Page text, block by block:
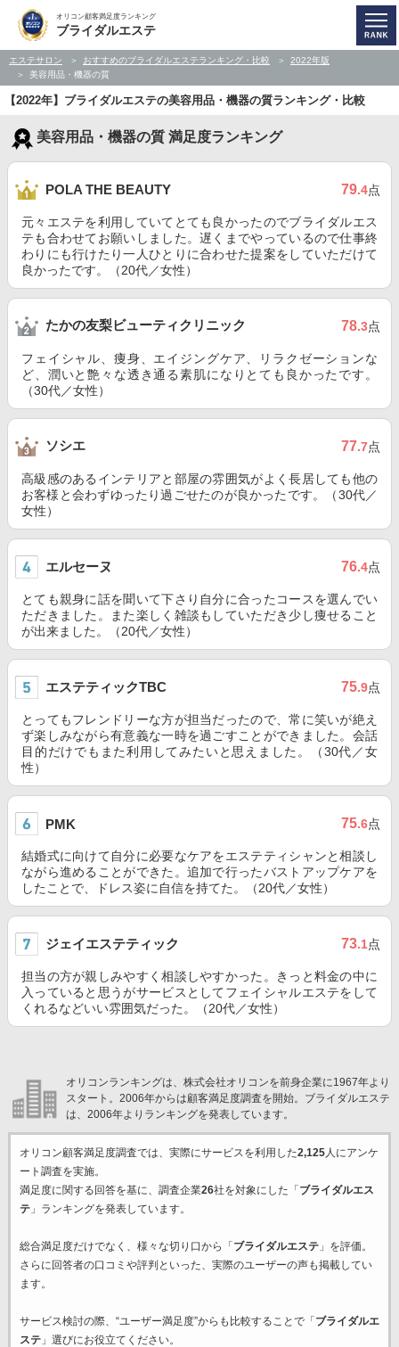
オリコン顧客満足度ランキング
ブライダルエステ
エステサロン おすすめのブライダルエステランキング・比較
2022年版
美容用品・機器の質
【2022年】ブライダルエステの美容用品・機器の質ランキング・比較
美容用品・機器の質 満足度ランキング
POLA THE BEAUTY 79.4点
元々エステを利用していてとても良かったのでブライダルエス
テも合わせてお願いしました。遅くまでやっているので仕事終
わりにも行けたり一人ひとりに合わせた提案をしていただけて
良かったです。（20代／女性）
たかの友梨ビューティクリニック 78.3点
フェイシャル、痩身、エイジングケア、リラクゼーションな
ど、潤いと艶々な透き通る素肌になりとても良かったです。
（30代／女性）
ソシエ 77.7点
高級感のあるインテリアと部屋の雰囲気がよく長居しても他の
お客様と会わずゆったり過ごせたのが良かったです。（30代／
女性）
エルセーヌ 76.4点
とても親身に話を聞いて下さり自分に合ったコースを選んでい
ただきました。また楽しく雑談もしていただき少し痩せること
が出来ました。（20代／女性）
エステティックTBC 75.9点
とってもフレンドリーな方が担当だったので、常に笑いが絶え
ず楽しみながら有意義な一時を過ごすことができました。会話
目的だけでもまた利用してみたいと思えました。（30代／女
性）
PMK 75.6点
結婚式に向けて自分に必要なケアをエステティシャンと相談し
ながら進めることができた。追加で行ったバストアップケアを
したことで、ドレス姿に自信を持てた。（20代／女性）
ジェイエステティック 73.1点
担当の方が親しみやすく相談しやすかった。きっと料金の中に
入っていると思うがサービスとしてフェイシャルエステをして
くれるなどいい雰囲気だった。（20代／女性）
オリコンランキングは、株式会社オリコンを前身企業に1967年より
スタート。2006年からは顧客満足度調査を開始。ブライダルエステ
は、2006年よりランキングを発表しています。
オリコン顧客満足度調査では、実際にサービスを利用した2,125人にアンケ
ート調査を実施。
満足度に関する回答を基に、調査企業26社を対象にした「 ブライダルエス
テ」ランキングを発表しています。
総合満足度だけでなく、様々な切り口から「 ブライダルエステ」を評価。
さらに回答者の口コミや評判といった、実際のユーザーの声も掲載してい
ます。
サービス検討の際、“ユーザー満足度”からも比較することで「 ブライダルエ
ステ」選びにお役立てください。